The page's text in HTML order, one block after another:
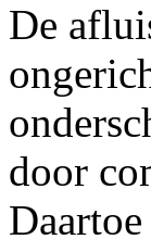
De
door